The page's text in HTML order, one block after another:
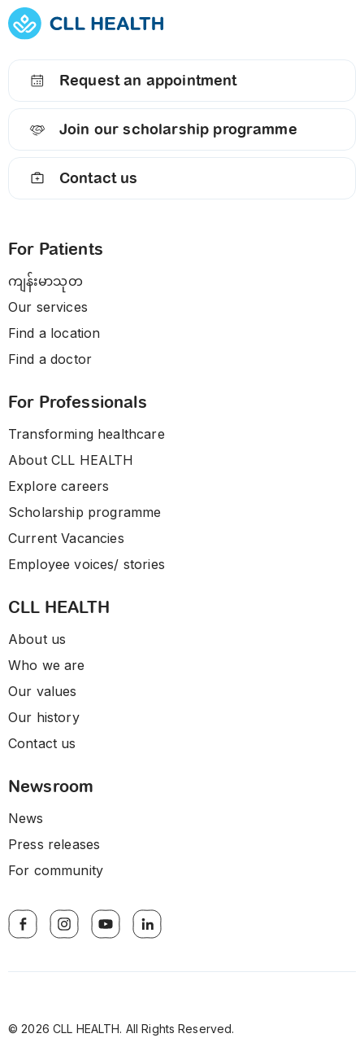
Request an appointment
Join our scholarship programme
Contact us
For Patients
ကျန်းမာသုတ
Our services
Find a location
Find a doctor
For Professionals
Transforming healthcare
About CLL HEALTH
Explore careers
Scholarship programme
Current Vacancies
Employee voices/ stories
CLL HEALTH
About us
Who we are
Our values
Our history
Contact us
Newsroom
News
Press releases
For community
© 2026 CLL HEALTH. All Rights Reserved.